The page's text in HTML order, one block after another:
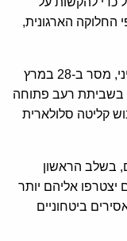
הארגונית,
קדורה פארס, ראש מועדון האסיר הפלסטיני, מסר ב-28 במרץ
בשביתת רעב פתוחה
קליטה סלולארית
בשלב הראשון
מנהיגי האסירים ואחרי 10 ימים יצטרפו אליהם יותר
אסירים ביטחוניים מתוך כ-6000 אסירים ביטחוניים